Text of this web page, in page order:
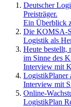
Deutscher
Preisträger.
Ein Überblick
Die KOMSA-
Logistik als
Heute
im Sinne des
Interview mit
LogistikPlaner
Interview mit
Online-
LogistikPlan